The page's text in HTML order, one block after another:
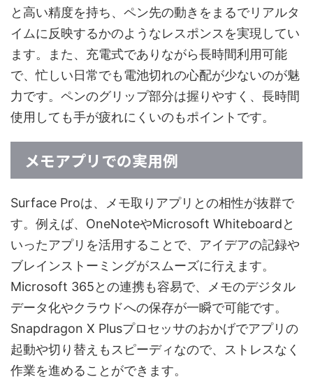
と高い精度を持ち、ペン先の動きをまるでリアルタ
イムに反映するかのようなレスポンスを実現してい
ます。また、充電式でありながら長時間利用可能
で、忙しい日常でも電池切れの心配が少ないのが魅
力です。ペンのグリップ部分は握りやすく、長時間
使用しても手が疲れにくいのもポイントです。
メモアプリでの実用例
Surface Proは、メモ取りアプリとの相性が抜群で
す。例えば、OneNoteやMicrosoft Whiteboardと
いったアプリを活用することで、アイデアの記録や
ブレインストーミングがスムーズに行えます。
Microsoft 365との連携も容易で、メモのデジタル
データ化やクラウドへの保存が一瞬で可能です。
Snapdragon X Plusプロセッサのおかげでアプリの
起動や切り替えもスピーディなので、ストレスなく
作業を進めることができます。